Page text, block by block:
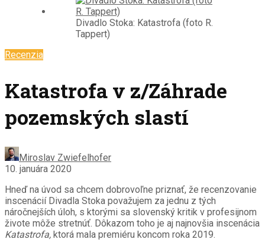
Divadlo Stoka: Katastrofa (foto R.
Tappert)
Recenzia
Katastrofa v z/Záhrade
pozemských slastí
Miroslav Zwiefelhofer
10. januára 2020
Hneď na úvod sa chcem dobrovoľne priznať, že recenzovanie
inscenácií Divadla Stoka považujem za jednu z tých
náročnejších úloh, s ktorými sa slovenský kritik v profesijnom
živote môže stretnúť. Dôkazom toho je aj najnovšia inscenácia
Katastrofa, ktorá mala premiéru koncom roka 2019.